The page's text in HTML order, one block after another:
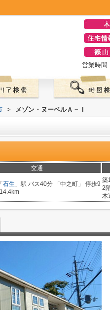
営業時間
> メゾン・ヌーベルＡ－Ⅰ
交通
「 石生 」駅 バス40分 「中之町」 停歩9
築
2
木